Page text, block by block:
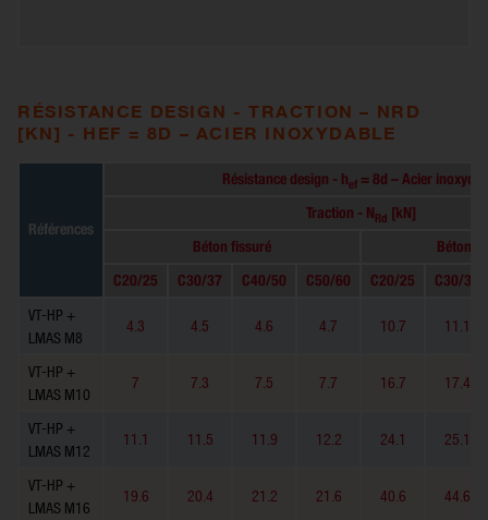
RÉSISTANCE DESIGN - TRACTION – NRD
[KN] - HEF = 8D – ACIER INOXYDABLE
Références
Résistance design - hef= 8d – Acier
Traction - NRd [kN]
Béton fissuré
Béton
C20/25
C30/37 C40/50 C50/60 C20/25 C30/37
VT-HP +
LMAS M8
4.3 4.5 4.6 4.7 10.7 11.1
VT-HP +
LMAS M10
7 7.3 7.5 7.7 16.7 17.4
VT-HP +
LMAS M12
11.1 11.5 11.9 12.2 24.1 25.1
VT-HP +
LMAS M16
19.6 20.4 21.2 21.6 40.6 44.6